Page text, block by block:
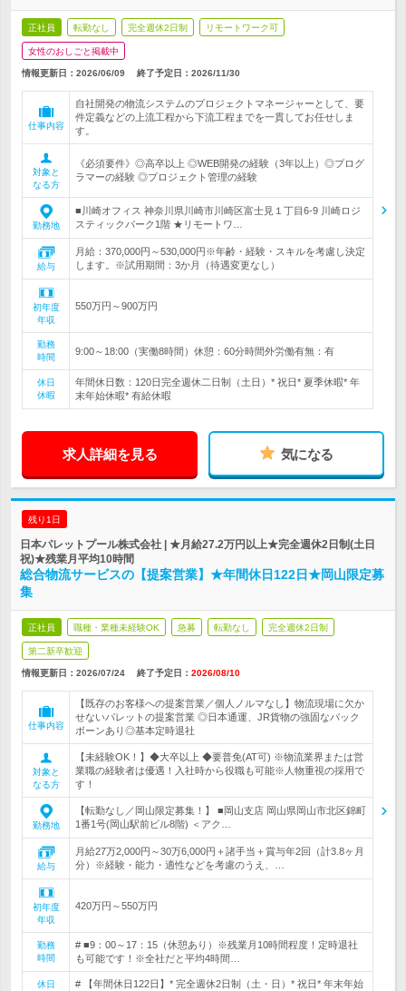
正社員 転勤なし 完全週休2日制 リモートワーク可
女性のおしごと掲載中
情報更新日：2026/06/09 終了予定日： 2026/11/30
仕事内容
自社開発の物流システムのプロジェクトマネージャーとして、要
件定義などの上流工程から下流工程までを一貫してお任せしま
す。
対象と
なる方
《必須要件》◎高卒以上 ◎WEB開発の経験（3年以上）◎プログ
ラマーの経験 ◎プロジェクト管理の経験
勤務地
■川崎オフィス 神奈川県川崎市川崎区富士見１丁目6-9 川崎ロジ
スティックパーク1階 ★リモートワ…
給与
月給：370,000円～530,000円※年齢・経験・スキルを考慮し決定
します。※試用期間：3か月（待遇変更なし）
初年度
年収
550万円～900万円
勤務
時間
9:00～18:00（実働8時間）休憩：60分時間外労働有無：有
休日
休暇
年間休日数：120日完全週休二日制（土日）* 祝日* 夏季休暇* 年
末年始休暇* 有給休暇
求人詳細を見る 気になる
残り1日
日本パレットプール株式会社 | ★月給27.2万円以上★完全週休2日制(土日
祝)★残業月平均10時間
総合物流サービスの【提案営業】★年間休日122日★岡山限定募
集
正社員 職種・業種未経験OK 急募 転勤なし 完全週休2日制
第二新卒歓迎
情報更新日：2026/07/24 終了予定日： 2026/08/10
仕事内容
【既存のお客様への提案営業／個人ノルマなし】物流現場に欠か
せないパレットの提案営業 ◎日本通運、JR貨物の強固なバック
ボーンあり◎基本定時退社
対象と
なる方
【未経験OK！】◆大卒以上 ◆要普免(AT可) ※物流業界または営
業職の経験者は優遇！入社時から役職も可能※人物重視の採用で
す！
勤務地
【転勤なし／岡山限定募集！】 ■岡山支店 岡山県岡山市北区錦町
1番1号(岡山駅前ビル8階) ＜アク…
給与
月給27万2,000円～30万6,000円＋諸手当＋賞与年2回（計3.8ヶ月
分）※経験・能力・適性などを考慮のうえ、…
初年度
年収
420万円～550万円
勤務
時間
# ■9：00～17：15（休憩あり）※残業月10時間程度！定時退社
も可能です！※全社だと平均4時間…
休日
# 【年間休日122日】* 完全週休2日制（土・日）* 祝日* 年末年始